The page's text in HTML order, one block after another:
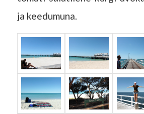
ja keedumuna.